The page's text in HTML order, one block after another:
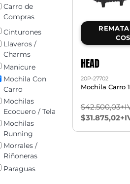
Carro de
Compras
Cinturones
Llaveros /
Charms
Manicure
Mochila Con
Carro
Mochilas
Ecocuero / Tela
Mochilas
Running
Morrales /
Riñoneras
Paraguas
HEAD
20P-27702
Mochila Carro